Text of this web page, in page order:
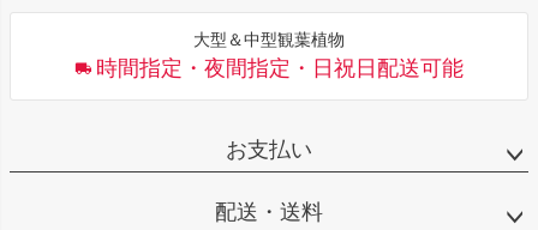
大型＆中型観葉植物
時間指定・夜間指定・日祝日配送可能
お支払い
配送・送料